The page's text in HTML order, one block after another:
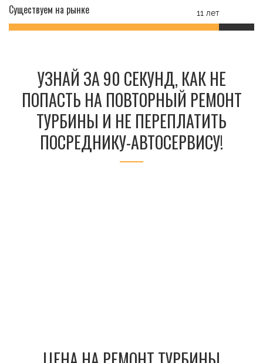
Существуем на рынке 11 лет
УЗНАЙ ЗА 90 СЕКУНД, КАК НЕ
ПОПАСТЬ НА ПОВТОРНЫЙ РЕМОНТ
ТУРБИНЫ И НЕ ПЕРЕПЛАТИТЬ
ПОСРЕДНИКУ-АВТОСЕРВИСУ!